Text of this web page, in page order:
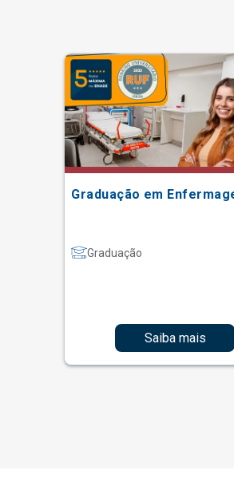
Graduação em
Graduação
Saiba mais